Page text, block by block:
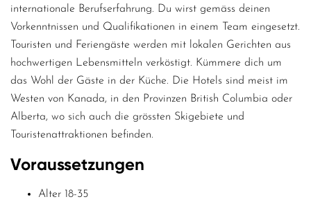
internationale Berufserfahrung. Du wirst gemäss deinen
Vorkenntnissen und Qualifikationen in einem Team eingesetzt.
Touristen und Feriengäste werden mit lokalen Gerichten aus
hochwertigen Lebensmitteln verköstigt. Kümmere dich um
das Wohl der Gäste in der Küche. Die Hotels sind meist im
Westen von Kanada, in den Provinzen British Columbia oder
Alberta, wo sich auch die grössten Skigebiete und
Touristenattraktionen befinden.
Voraussetzungen
Alter 18-35